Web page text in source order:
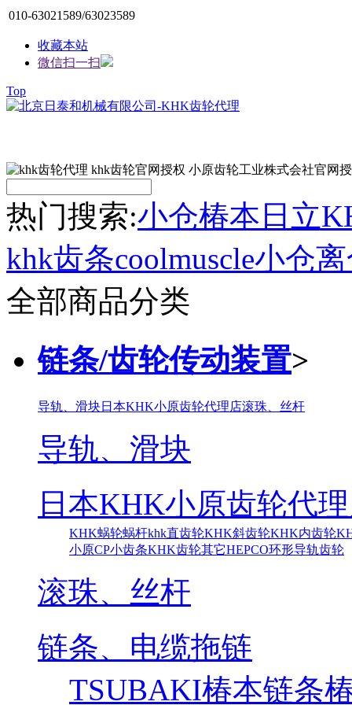
010-63021589/63023589
收藏本站
微信扫一扫
Top
热门搜索:小仓椿本 日立
khk齿条coolmuscle小仓
全部商品分类
链条/齿轮传动装置>
导轨、滑块日本KHK小原齿轮代理店滚珠、丝杆
导轨、滑块
日本KHK小原齿轮代
KHK蜗轮蜗杆khk直齿轮KHK斜齿轮KHK内齿轮
小原CP小齿条KHK齿轮其它HEPCO环形导轨齿轮
滚珠、丝杆
链条、电缆拖链
TSUBAKI椿本链条